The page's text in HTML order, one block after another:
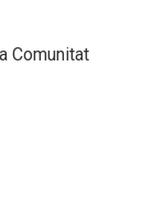
Comunitat